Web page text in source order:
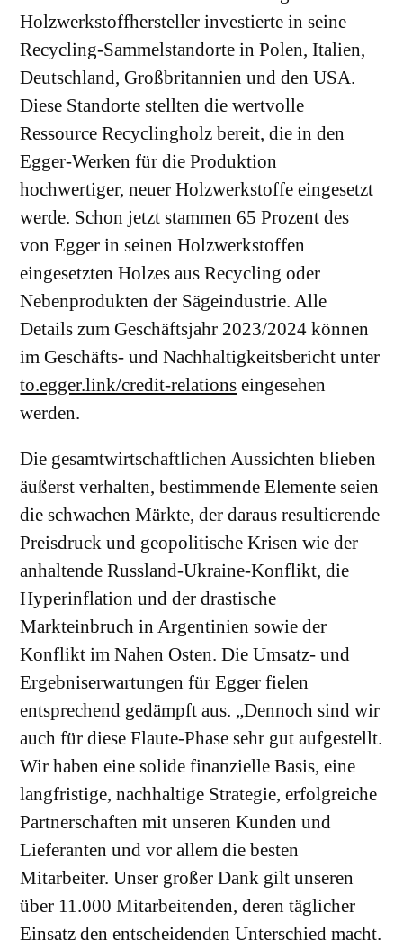
Holzwerkstoffhersteller investierte in seine
Recycling-Sammelstandorte in Polen, Italien,
Deutschland, Großbritannien und den USA.
Diese Standorte stellten die wertvolle
Ressource Recyclingholz bereit, die in den
Egger-Werken für die Produktion
hochwertiger, neuer Holzwerkstoffe eingesetzt
werde. Schon jetzt stammen 65 Prozent des
von Egger in seinen Holzwerkstoffen
eingesetzten Holzes aus Recycling oder
Nebenprodukten der Sägeindustrie. Alle
Details zum Geschäftsjahr 2023/2024 können
im Geschäfts- und Nachhaltigkeitsbericht unter
to.egger.link/credit-relations eingesehen
werden.
Die gesamtwirtschaftlichen Aussichten blieben
äußerst verhalten, bestimmende Elemente seien
die schwachen Märkte, der daraus resultierende
Preisdruck und geopolitische Krisen wie der
anhaltende Russland-Ukraine-Konflikt, die
Hyperinflation und der drastische
Markteinbruch in Argentinien sowie der
Konflikt im Nahen Osten. Die Umsatz- und
Ergebniserwartungen für Egger fielen
entsprechend gedämpft aus. „Dennoch sind wir
auch für diese Flaute-Phase sehr gut aufgestellt.
Wir haben eine solide finanzielle Basis, eine
langfristige, nachhaltige Strategie, erfolgreiche
Partnerschaften mit unseren Kunden und
Lieferanten und vor allem die besten
Mitarbeiter. Unser großer Dank gilt unseren
über 11.000 Mitarbeitenden, deren täglicher
Einsatz den entscheidenden Unterschied macht.